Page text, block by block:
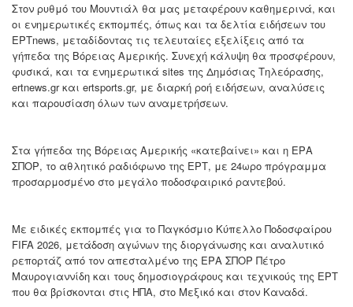
Στον ρυθμό του Μουντιάλ θα μας μεταφέρουν καθημερινά, και
οι ενημερωτικές εκπομπές, όπως και τα δελτία ειδήσεων του
ΕΡΤnews, μεταδίδοντας τις τελευταίες εξελίξεις από τα
γήπεδα της Βόρειας Αμερικής. Συνεχή κάλυψη θα προσφέρουν,
φυσικά, και τα ενημερωτικά sites της Δημόσιας Τηλεόρασης,
ertnews.gr και ertsports.gr, με διαρκή ροή ειδήσεων, αναλύσεις
και παρουσίαση όλων των αναμετρήσεων.
Στα γήπεδα της Βόρειας Αμερικής «κατεβαίνει» και η ΕΡΑ
ΣΠΟΡ, το αθλητικό ραδιόφωνο της ΕΡΤ, με 24ωρο πρόγραμμα
προσαρμοσμένο στο μεγάλο ποδοσφαιρικό ραντεβού.
Με ειδικές εκπομπές για το Παγκόσμιο Κύπελλο Ποδοσφαίρου
FIFA 2026, μετάδοση αγώνων της διοργάνωσης και αναλυτικό
ρεπορτάζ από τον απεσταλμένο της ΕΡΑ ΣΠΟΡ Πέτρο
Μαυρογιαννίδη και τους δημοσιογράφους και τεχνικούς της ΕΡΤ
που θα βρίσκονται στις ΗΠΑ, στο Μεξικό και στον Καναδά.